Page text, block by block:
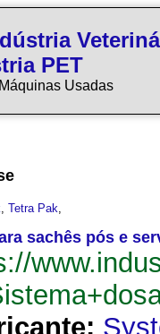
PET
Usadas
, Tetra Pak,
sachês pós e